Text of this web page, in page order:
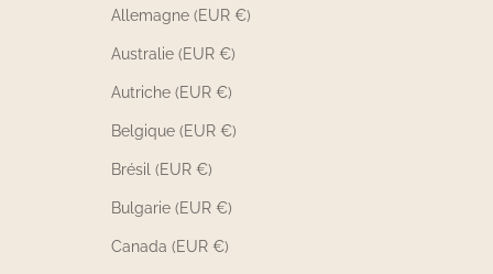
Allemagne (EUR €)
Australie (EUR €)
Autriche (EUR €)
Belgique (EUR €)
Brésil (EUR €)
Bulgarie (EUR €)
Canada (EUR €)